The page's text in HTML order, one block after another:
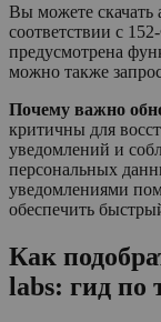
Вы можете скачать
соответствии с
предусмотрена
можно также
Почему важно
критичны для
уведомлений и
персональных
уведомлениями
обеспечить
Как
labs: гид по